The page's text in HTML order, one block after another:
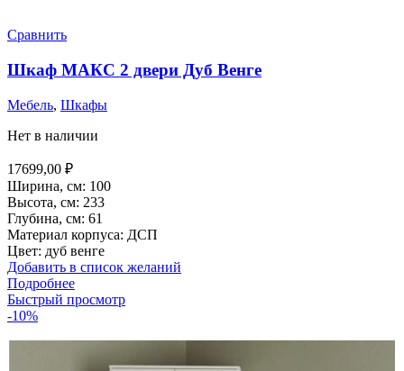
Сравнить
Шкаф МАКС 2 двери Дуб Венге
Мебель, Шкафы
Нет в наличии
17699,00 ₽
Ширина, см: 100
Высота, см: 233
Глубина, см: 61
Материал корпуса: ДСП
Цвет: дуб венге
Добавить в список желаний
Подробнее
Быстрый просмотр
-10%